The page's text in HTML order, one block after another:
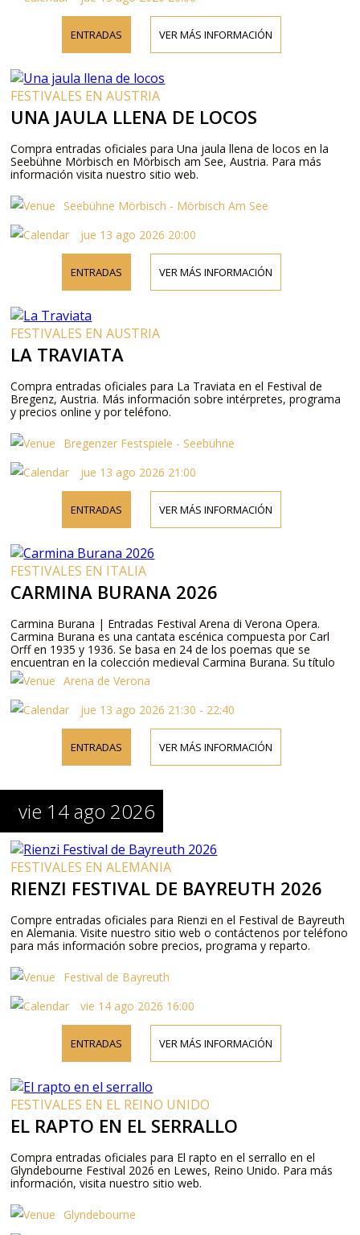
ENTRADAS VER MÁS INFORMACIÓN
FESTIVALES EN AUSTRIA
UNA JAULA LLENA DE LOCOS
Compra entradas oficiales para Una jaula llena de locos en la
Seebühne Mörbisch en Mörbisch am See, Austria. Para más
información visita nuestro sitio web.
Seebühne Mörbisch - Mörbisch Am See
jue 13 ago 2026 20:00
ENTRADAS VER MÁS INFORMACIÓN
FESTIVALES EN AUSTRIA
LA TRAVIATA
Compra entradas oficiales para La Traviata en el Festival de
Bregenz, Austria. Más información sobre intérpretes, programa
y precios online y por teléfono.
Bregenzer Festspiele - Seebühne
jue 13 ago 2026 21:00
ENTRADAS VER MÁS INFORMACIÓN
FESTIVALES EN ITALIA
CARMINA BURANA 2026
Carmina Burana | Entradas Festival Arena di Verona Opera.
Carmina Burana es una cantata escénica compuesta por Carl
Orff en 1935 y 1936. Se basa en 24 de los poemas que se
encuentran en la colección medieval Carmina Burana. Su título
completo es América Carmina Burana: Cantiones profanæ
cantoribus et Choris cantandæ comitantibus instrumentis atque
magicis imaginibus.
Arena de Verona
jue 13 ago 2026 21:30 - 22:40
ENTRADAS VER MÁS INFORMACIÓN
vie 14 ago 2026
FESTIVALES EN ALEMANIA
RIENZI FESTIVAL DE BAYREUTH 2026
Compre entradas oficiales para Rienzi en el Festival de Bayreuth
en Alemania. Visite nuestro sitio web o contáctenos por teléfono
para más información sobre precios, programa y reparto.
Festival de Bayreuth
vie 14 ago 2026 16:00
ENTRADAS VER MÁS INFORMACIÓN
FESTIVALES EN EL REINO UNIDO
EL RAPTO EN EL SERRALLO
Compra entradas oficiales para El rapto en el serrallo en el
Glyndebourne Festival 2026 en Lewes, Reino Unido. Para más
información, visita nuestro sitio web.
Glyndebourne